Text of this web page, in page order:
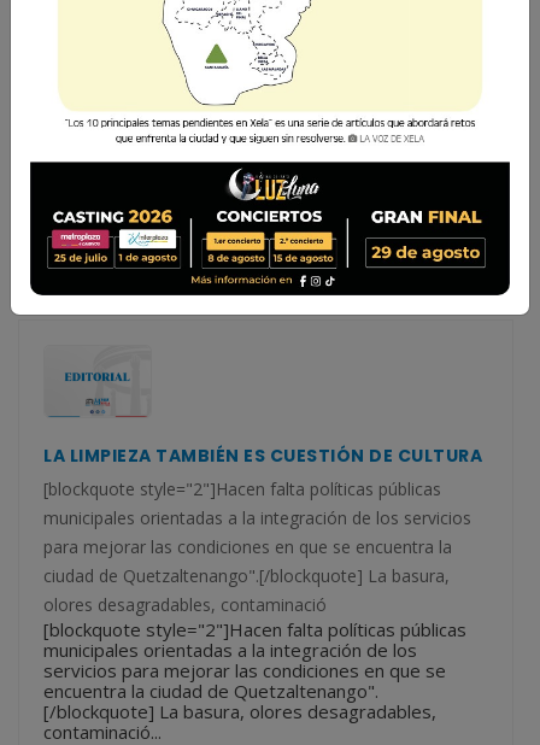
En algún momento de mi vida estudiantil primaria,
recuerdo haber escuchado al presidente de Guatemala
que firmaba RACA CARRACA, por lo que decidí leer algo
al respecto. Efectivamente, se trata del general Rafael
Carrera, quien gobernó al país en dos
En algún momento de mi vida estudiantil primaria,
recuerdo haber escuchado al presidente de
Guatemala que firmaba RACA CARRACA, por lo que
decidí leer algo al respecto. Efectivamente, se trata
del general Rafael Carrera, quien gobernó al país en
dos ...
LA LIMPIEZA TAMBIÉN ES CUESTIÓN DE CULTURA
[blockquote style="2"]Hacen falta políticas públicas
municipales orientadas a la integración de los servicios
para mejorar las condiciones en que se encuentra la
ciudad de Quetzaltenango".[/blockquote] La basura,
olores desagradables, contaminació
[blockquote style="2"]Hacen falta políticas públicas
municipales orientadas a la integración de los
servicios para mejorar las condiciones en que se
encuentra la ciudad de Quetzaltenango".
[/blockquote] La basura, olores desagradables,
contaminació...